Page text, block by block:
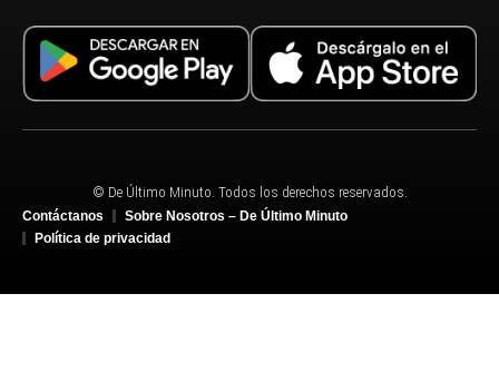
© De Último Minuto. Todos los derechos reservados.
Contáctanos
Sobre Nosotros – De Último Minuto
Política de privacidad